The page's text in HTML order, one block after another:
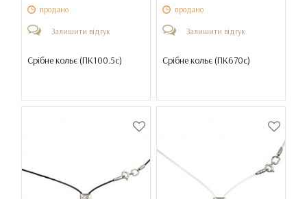
продано
Залишити відгук
Срібне кольє (ПК100.5с)
продано
Залишити відгук
Срібне кольє (ПК670с)